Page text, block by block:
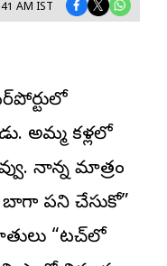
AM IST
అమ్మ కళ్లలో
నాన్న మాత్రం
బాగా పని చేసుకో”
“టచ్‌లో